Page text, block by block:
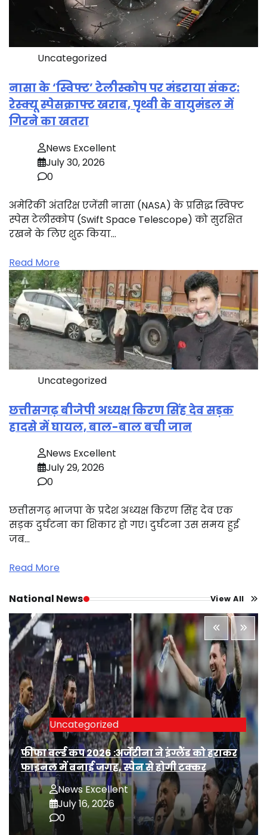
Uncategorized
नासा के ‘स्विफ्ट’ टेलीस्कोप पर मंडराया संकट:
रेस्क्यू स्पेसक्राफ्ट खराब, पृथ्वी के वायुमंडल में
गिरने का खतरा
News Excellent
July 30, 2026
0
अमेरिकी अंतरिक्ष एजेंसी नासा (NASA) के प्रसिद्ध स्विफ्ट
स्पेस टेलीस्कोप (Swift Space Telescope) को सुरक्षित
रखने के लिए शुरू किया…
Read More
Uncategorized
छत्तीसगढ़ बीजेपी अध्यक्ष किरण सिंह देव सड़क
हादसे में घायल, बाल-बाल बची जान
News Excellent
July 29, 2026
0
छत्तीसगढ़ भाजपा के प्रदेश अध्यक्ष किरण सिंह देव एक
सड़क दुर्घटना का शिकार हो गए। दुर्घटना उस समय हुई
जब…
Read More
National News View All
Uncategorized
फीफा वर्ल्ड कप 2026 :अर्जेंटीना ने इंग्लैंड को हराकर
फाइनल में बनाई जगह, स्पेन से होगी टक्कर
News Excellent
July 16, 2026
0